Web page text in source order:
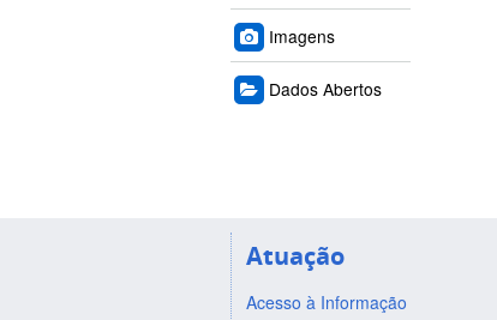
Imagens
Dados Abertos
Atuação
Acesso à Informação